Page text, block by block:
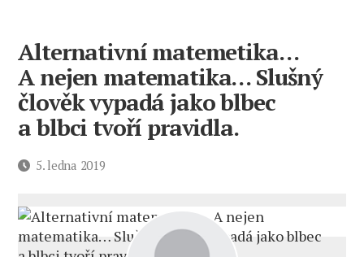
Alternativní matemetika…
A nejen matematika… Slušný
člověk vypadá jako blbec
a blbci tvoří pravidla.
Datum5. ledna 2019